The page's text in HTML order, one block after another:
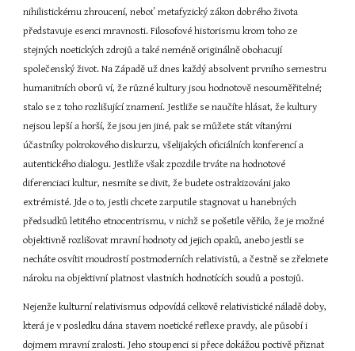
nihilistickému zhroucení, neboť metafyzický zákon dobrého života
představuje esenci mravnosti. Filosofové historismu krom toho ze
stejných noetických zdrojů a také neméně originálně obohacují
společenský život. Na Západě už dnes každý absolvent prvního semestru
humanitních oborů ví, že různé kultury jsou hodnotově nesouměřitelné;
stalo se z toho rozlišující znamení. Jestliže se naučíte hlásat, že kultury
nejsou lepší a horší, že jsou jen jiné, pak se můžete stát vítanými
účastníky pokrokového diskurzu, všelijakých oficiálních konferencí a
autentického dialogu. Jestliže však zpozdile trváte na hodnotové
diferenciaci kultur, nesmíte se divit, že budete ostrakizováni jako
extrémisté. Jde o to, jestli chcete zarputile stagnovat u hanebných
předsudků letitého etnocentrismu, v nichž se pošetile věřilo, že je možné
objektivně rozlišovat mravní hodnoty od jejich opaků, anebo jestli se
necháte osvítit moudrostí postmoderních relativistů, a čestně se zřeknete
nároku na objektivní platnost vlastních hodnotících soudů a postojů.
Nejenže kulturní relativismus odpovídá celkově relativistické náladě doby,
která je v posledku dána stavem noetické reflexe pravdy, ale působí i
dojmem mravní zralosti. Jeho stoupenci si přece dokážou poctivě přiznat